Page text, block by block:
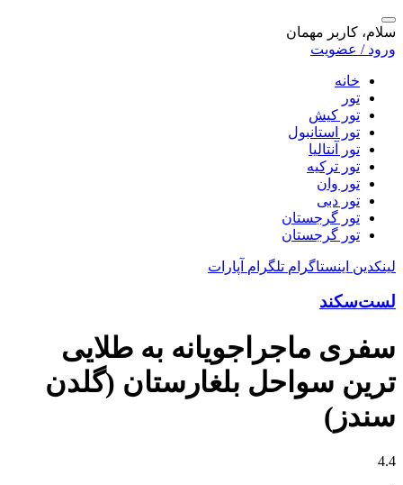
سلام، کاربر مهمان
ورود / عضویت
خانه
تور
تور کیش
تور استانبول
تور آنتالیا
تور ترکیه
تور وان
تور دبی
تور گرجستان
تور گرجستان
لینکدین اینستاگرام تلگرام آپارات
لست‌سکند
سفری ماجراجویانه به طلایی
ترین سواحل بلغارستان (گلدن
سندز)
4.4